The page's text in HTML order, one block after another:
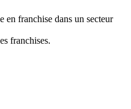
en franchise dans un secteur
franchises.